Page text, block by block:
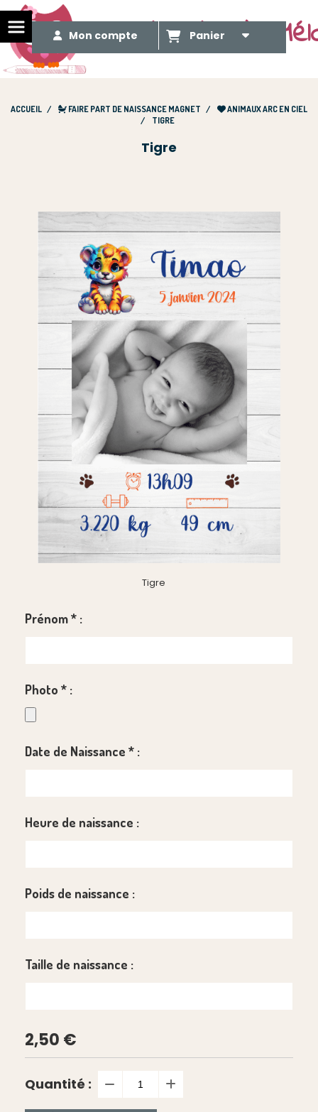
Le Méli Mélo de
Mon compte Panier
ACCUEIL FAIRE PART DE NAISSANCE MAGNET
ANIMAUX ARC EN CIEL
TIGRE
Tigre
Tigre
Prénom* :
Photo * :
Date de Naissance * :
Heure de naissance :
Poids de naissance :
Taille de naissance :
2,50 €
Quantité :